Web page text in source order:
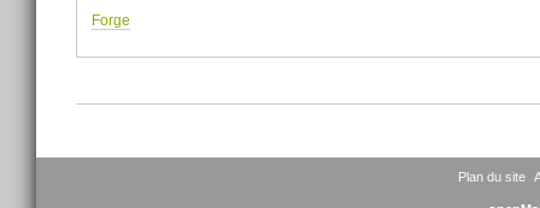
Forge
document
Plan du site